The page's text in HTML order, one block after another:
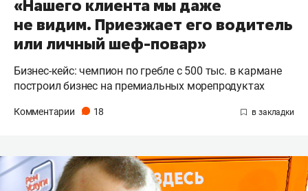
«Нашего клиента мы даже
не видим. Приезжает его водитель
или личный шеф-повар»
Бизнес-кейс: чемпион по гребле с 500 тыс. в кармане
построил бизнес на премиальных морепродуктах
Комментарии 18